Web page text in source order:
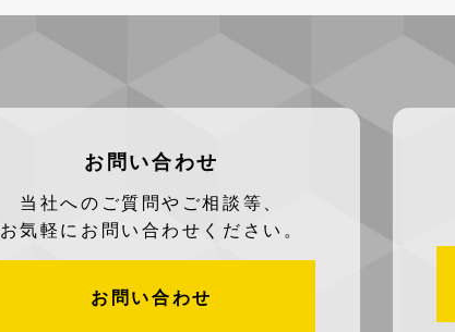
お問い合わせ
当社へのご質問やご相談等、
お気軽にお問い合わせください。
お問い合わせ